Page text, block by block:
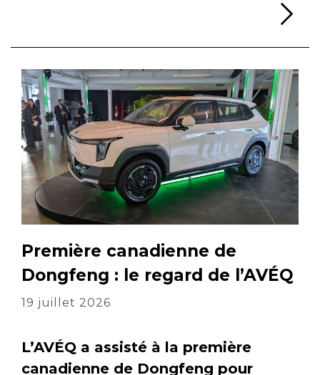
Première canadienne de
Dongfeng : le regard de l’AVÉQ
19 juillet 2026
L’AVÉQ a assisté à la première
canadienne de Dongfeng pour